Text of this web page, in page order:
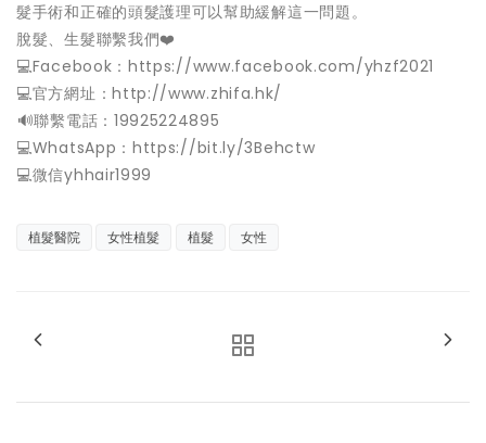
髮手術和正確的頭髮護理可以幫助緩解這一問題。
脫髮、生髮聯繫我們❤️
💻Facebook：https://www.facebook.com/yhzf2021
💻官方網址：http://www.zhifa.hk/
️🔊聯繫電話：19925224895
💻WhatsApp：https://bit.ly/3Behctw
💻微信yhhair1999
植髮醫院 女性植髮 植髮 女性